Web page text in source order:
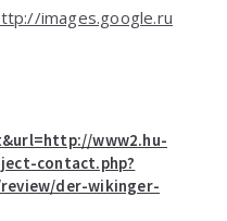
images.google.ru
www2.hu-
contact.php?
der-wikinger-